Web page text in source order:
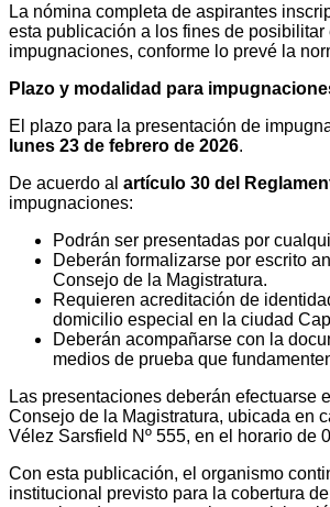
La nómina completa de aspirantes
esta publicación a los fines de posibilitar
impugnaciones, conforme lo prevé la
Plazo y modalidad para
El plazo para la presentación de
lunes 23 de febrero de 2026.
De acuerdo al artículo 30 del
impugnaciones:
Podrán ser presentadas por
Deberán formalizarse por escrito
Consejo de la Magistratura.
Requieren acreditación de
domicilio especial en la ciudad
Deberán acompañarse con la
medios de prueba que
Las presentaciones deberán efectuarse
Consejo de la Magistratura, ubicada en
Vélez Sarsfield Nº 555, en el horario de
Con esta publicación, el organismo
institucional previsto para la cobertura